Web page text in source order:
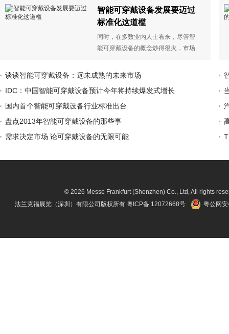
智能可穿戴设备发展要迈过
标准化这道槛
同时，在多数业内人士看来，尽管智
能可穿戴设备的概念炒得很火，市场
得足够炫酷，但真正好的产品并不
产品参差不齐，在安全隐私方面也没
有一个通用的标准让用户放心使用。
谈谈智能可穿戴设备：远未成熟的未来市场
IDC：中国智能可穿戴设备预计今年将持续爆发式增长
国内首个智能可穿戴设备行业标准出台
盘点2013年智能可穿戴设备的那些事
需求决定市场 论可穿戴设备的无限可能
© 2026 Messe Frankfurt (Shenzhen) Co., Ltd, All rights
法兰克福展览（深圳）有限公司版权所有 粤ICP备 12072668号 粤公网